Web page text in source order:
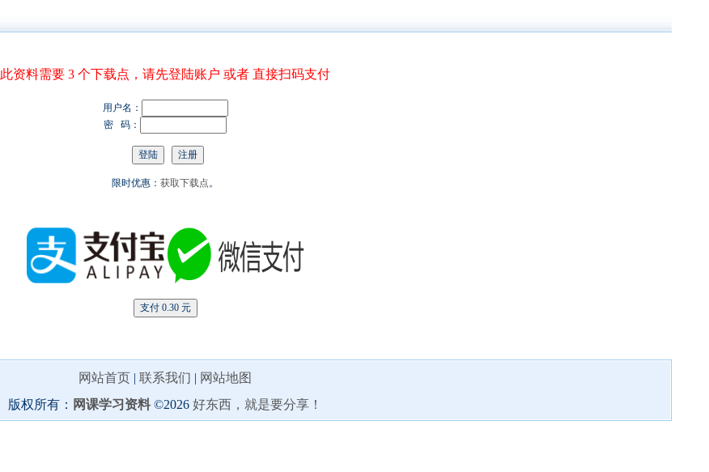
此资料需要 3 个下载点，请先登陆账户 或者 直接扫码支付
用户名：
密 码：
限时优惠： 获取下载点。
网站首页 | 联系我们 | 网站地图
版权所有： 网课学习资料©2026 好东西，就是要分享！